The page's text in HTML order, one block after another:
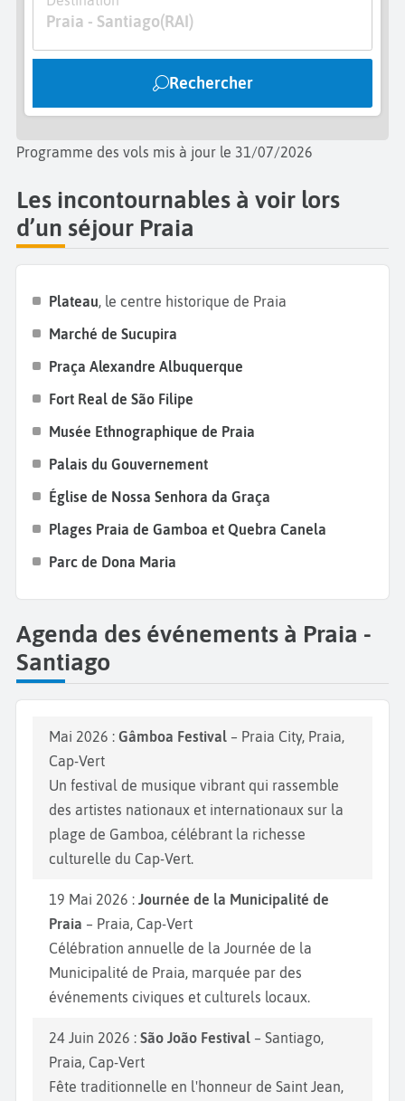
Assomada, qui accueille
locales. Avant de quitter Praia et l’
allez àMaio, l’île la plus à l’est du Cap-Vert. Profitez
de la plus grande forêt de l’archipel,
essentiellement composée d’acacias.
Praia - Santiago(RAI)
Rechercher
Programme des vols mis à jour le 31/07/2026
Les incontournables à voir lors
d’un séjour Praia
Plateau, le centre historique de Praia
Marché de Sucupira
Praça Alexandre Albuquerque
Fort Real de São Filipe
Musée Ethnographique de Praia
Palais du Gouvernement
Église de Nossa Senhora da Graça
Plages Praia de Gamboa et Quebra Canela
Parc de Dona Maria
Agenda des événements à Praia -
Santiago
Mai 2026 : Gâmboa Festival – Praia City, Praia,
Cap-Vert
Un festival de musique vibrant qui rassemble
des artistes nationaux et internationaux sur la
plage de Gamboa, célébrant la richesse
culturelle du Cap-Vert.
19 Mai 2026 : Journée de la Municipalité de
Praia – Praia, Cap-Vert
Célébration annuelle de la Journée de la
Municipalité de Praia, marquée par des
événements civiques et culturels locaux.
24 Juin 2026 : São João Festival – Santiago,
Praia, Cap-Vert
Fête traditionnelle en l'honneur de Saint Jean,